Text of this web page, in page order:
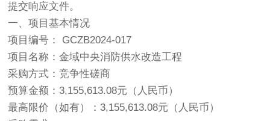
提交响应文件。
一、项目基本情况
项目编号： GCZB2024-017
项目名称：金域中央消防供水改造工程
采购方式：竞争性磋商
预算金额：3,155,613.08元（人民币）
最高限价（如有）：3,155,613.08元（人民币）